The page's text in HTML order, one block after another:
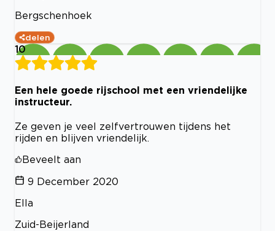
Bergschenhoek
delen
10
Een hele goede rijschool met een vriendelijke
instructeur.
Ze geven je veel zelfvertrouwen tijdens het
rijden en blijven vriendelijk.
Beveelt aan
9 December 2020
Ella
Zuid-Beijerland